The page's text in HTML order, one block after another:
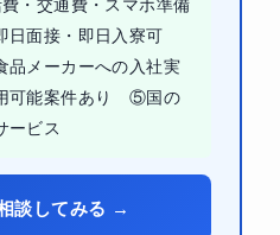
・交通費・スマホ準備
面接・即日入寮可
メーカーへの入社実
可能案件あり ⑤国の
ービス
談してみる →